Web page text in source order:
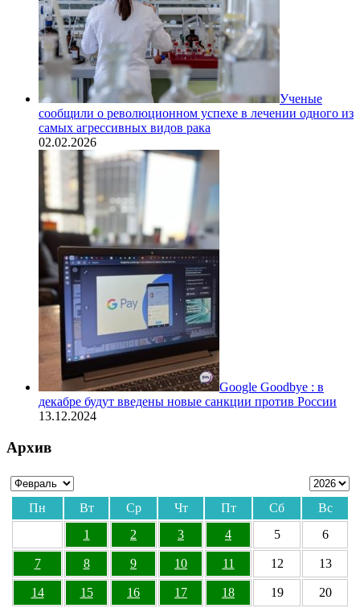
Ученые
сообщили о революционном успехе в лечении одного из
самых агрессивных видов рака
02.02.2026
Google Goodbye : в
декабре будут введены новые санкции против России
13.12.2024
Архив
Пн Вт Ср Чт Пт Сб
Вс
1
2 3 4 5 6
7 8 9 10 11 12 13
14 15 16 17 18 19 20